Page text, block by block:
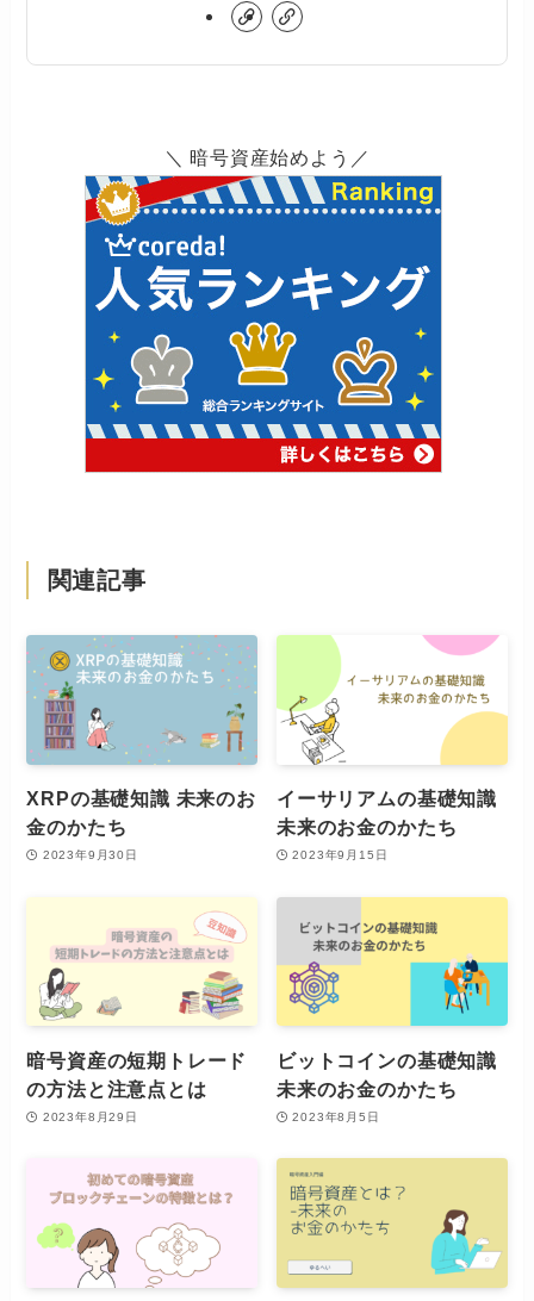
＼ 暗号資産始めよう／
関連記事
XRPの基礎知識 未来のお
金のかたち
2023年9月30日
イーサリアムの基礎知識
未来のお金のかたち
2023年9月15日
暗号資産の短期トレード
の方法と注意点とは
2023年8月29日
ビットコインの基礎知識
未来のお金のかたち
2023年8月5日